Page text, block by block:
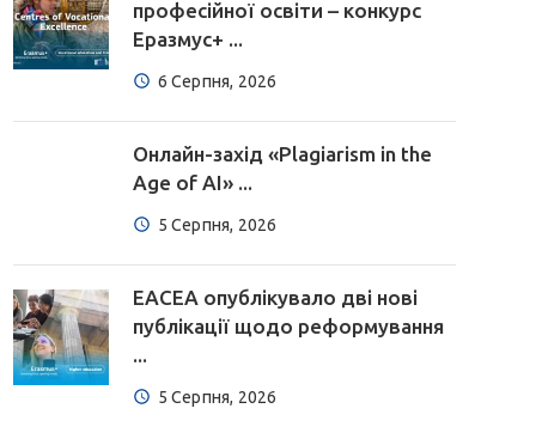
професійної освіти – конкурс
Еразмус+ ...
6 Серпня, 2026
Онлайн-захід «Plagiarism in the
Age of AI» ...
5 Серпня, 2026
EACEA опублікувало дві нові
публікації щодо реформування
...
5 Серпня, 2026